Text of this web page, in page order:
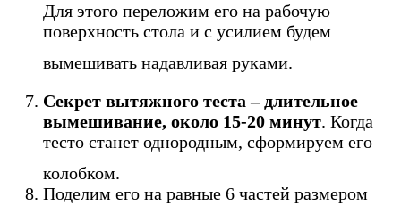
Для этого переложим его на рабочую
поверхность стола и с усилием будем
вымешивать надавливая руками.
Секрет вытяжного теста – длительное
вымешивание, около 15-20 минут. Когда
тесто станет однородным, сформируем его
колобком.
Поделим его на равные 6 частей размером